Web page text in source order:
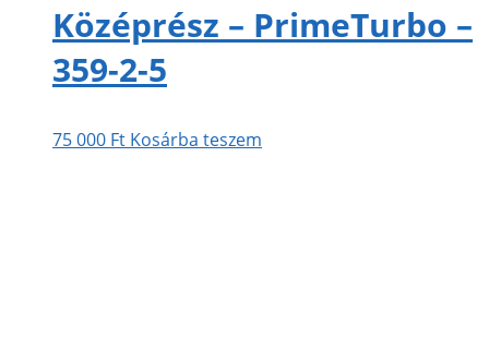
Középrész – PrimeTurbo –
359-2-5
75 000 Ft Kosárba teszem